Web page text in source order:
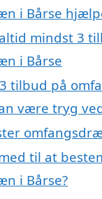
i Bårse
mindst 3
i Bårse
tilbud på
være tryg
til at
i Bårse?